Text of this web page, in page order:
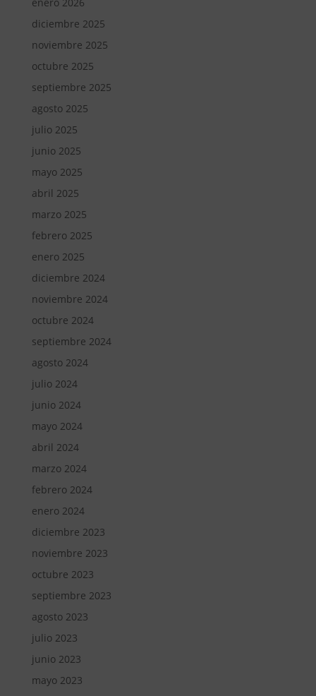
diciembre 2025
noviembre 2025
octubre 2025
septiembre 2025
agosto 2025
julio 2025
junio 2025
mayo 2025
abril 2025
marzo 2025
febrero 2025
enero 2025
diciembre 2024
noviembre 2024
octubre 2024
septiembre 2024
agosto 2024
julio 2024
junio 2024
mayo 2024
abril 2024
marzo 2024
febrero 2024
enero 2024
diciembre 2023
noviembre 2023
octubre 2023
septiembre 2023
agosto 2023
julio 2023
junio 2023
mayo 2023